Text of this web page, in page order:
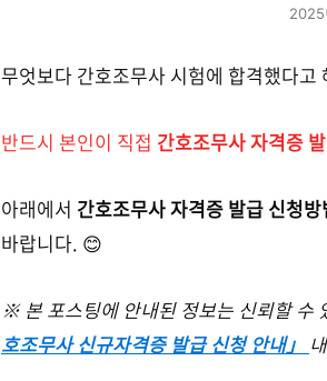
2025
무엇보다 간호조무사 시험에 합격했다
반드시 본인이 직접 간호조무사 자격증
아래에서 간호조무사 자격증 발급 신청
바랍니다. 😊
※ 본 포스팅에 안내된 정보는 신뢰할 수
호조무사 신규자격증 발급 신청 안내」